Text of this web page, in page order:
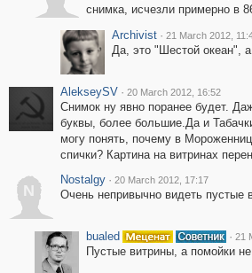
снимка, исчезли примерно в
Archivist · 21 March 2012,
Да, это "Шестой океан",
AlekseySV · 20 March 2012, 16:52
Снимок ну явно поранее будет.
буквы, более большие.Да и
могу понять, почему в
спички? Картина на витринах
N
Nostalgy · 20 March 2012, 17:17
Очень непривычно видеть
bualed · 21
Пустые витрины, а помойки